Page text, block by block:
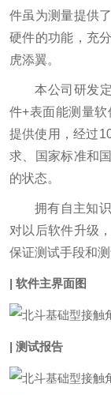
件虽为测量提供
硬件的功能，充
虎添翼。
本公司研发
件+表面能测量
提供使用，经过
求、国家标准和
的状态。
拥有自主知
对以后软件升级
保证测试手段和
| 软件主界面图
| 测试报告